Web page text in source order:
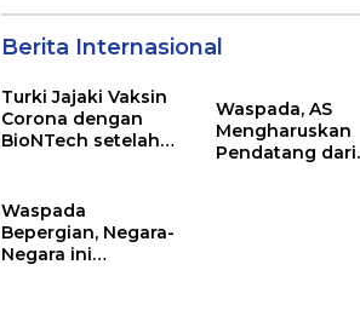
Berita Internasional
Turki Jajaki Vaksin
Corona dengan
BioNTech setelah
Waspada, AS
Mengharuskan
Pendatang dari
Waspada
Bepergian, Negara-
Negara ini